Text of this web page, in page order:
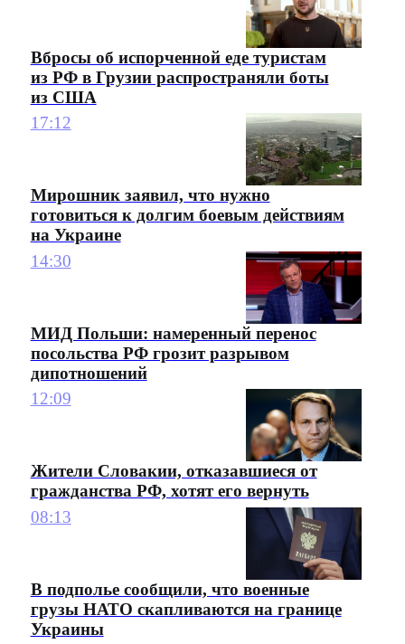
Вбросы об испорченной еде туристам
из РФ в Грузии распространяли боты
из США
17:12
Мирошник заявил, что нужно
готовиться к долгим боевым действиям
на Украине
14:30
МИД Польши: намеренный перенос
посольства РФ грозит разрывом
дипотношений
12:09
Жители Словакии, отказавшиеся от
гражданства РФ, хотят его вернуть
08:13
В подполье сообщили, что военные
грузы НАТО скапливаются на границе
Украины